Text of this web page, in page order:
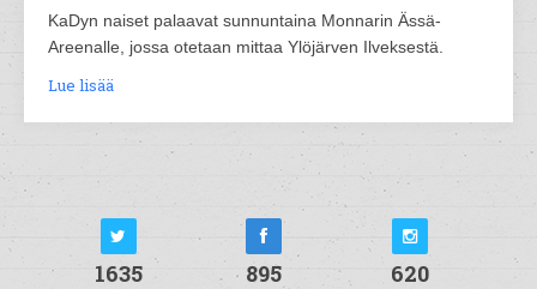
KaDyn naiset palaavat sunnuntaina Monnarin Ässä-
Areenalle, jossa otetaan mittaa Ylöjärven Ilveksestä.
Lue lisää
1635 895 620